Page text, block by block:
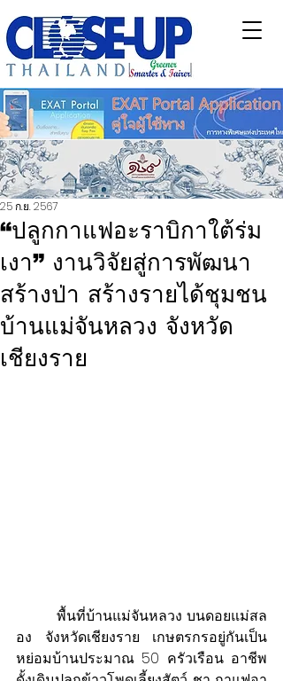
“ปลูกกาแฟอะราบิกาใต้ร่ม
เงา” งานวิจัยสู่การพัฒนา
สร้างป่า สร้างรายได้ชุมชน
บ้านแม่จันหลวง จังหวัด
เชียงราย
25 ก.ย. 2567
พื้นที่บ้านแม่จันหลวง บนดอยแม่สล
อง จังหวัดเชียงราย เกษตรกรอยู่กันเป็น
หย่อมบ้านประมาณ 50 ครัวเรือน อาชีพ